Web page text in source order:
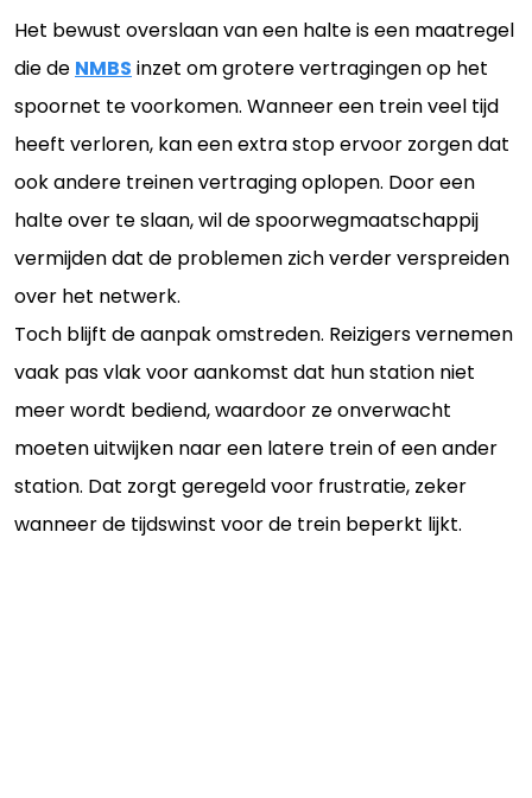
Het bewust overslaan van een halte is een maatregel
die de NMBS inzet om grotere vertragingen op het
spoornet te voorkomen. Wanneer een trein veel tijd
heeft verloren, kan een extra stop ervoor zorgen dat
ook andere treinen vertraging oplopen. Door een
halte over te slaan, wil de spoorwegmaatschappij
vermijden dat de problemen zich verder verspreiden
over het netwerk.
Toch blijft de aanpak omstreden. Reizigers vernemen
vaak pas vlak voor aankomst dat hun station niet
meer wordt bediend, waardoor ze onverwacht
moeten uitwijken naar een latere trein of een ander
station. Dat zorgt geregeld voor frustratie, zeker
wanneer de tijdswinst voor de trein beperkt lijkt.